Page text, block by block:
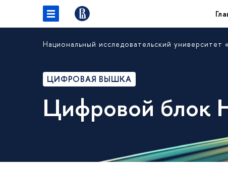
Национальный исследовательский
ЦИФРОВАЯ ВЫШКА
Цифровой